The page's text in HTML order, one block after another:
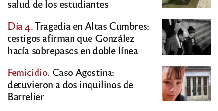
salud de los estudiantes
Día 4.Tragedia en Altas Cumbres:
testigos afirman que González
hacía sobrepasos en doble línea
Femicidio. Caso Agostina:
detuvieron a dos inquilinos de
Barrelier